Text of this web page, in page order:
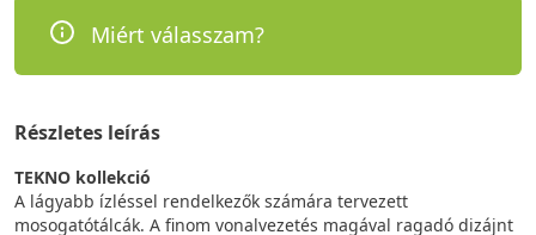
Miért válasszam?
Részletes leírás
TEKNO kollekció
A lágyabb ízléssel rendelkezők számára tervezett
mosogatótálcák. A finom vonalvezetés magával ragadó dizájnt